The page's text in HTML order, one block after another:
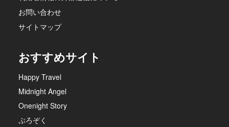
お問い合わせ
サイトマップ
おすすめサイト
Happy Travel
Midnight Angel
Onenight Story
ぷろぞく